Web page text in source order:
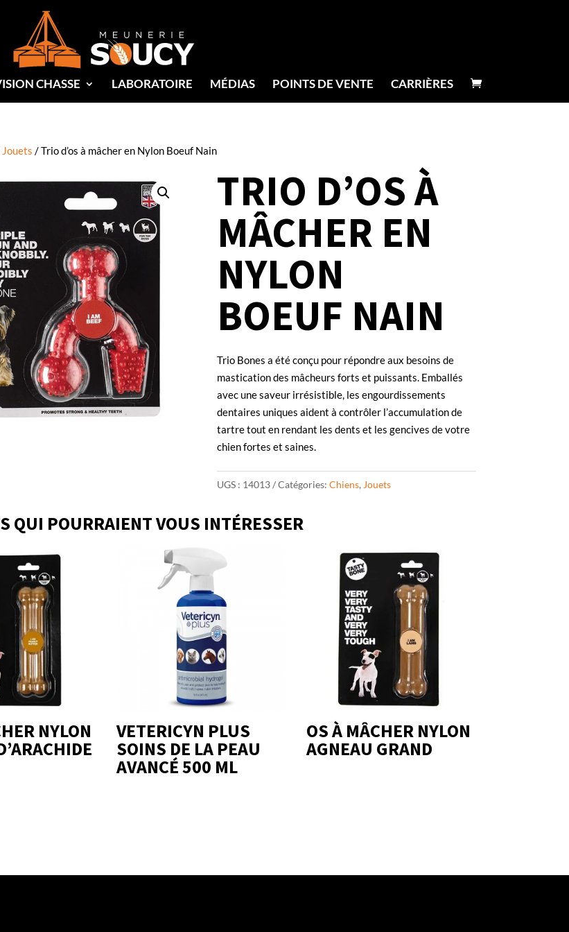
CHASSE LABORATOIRE MÉDIAS POINTS DE VENTE CARRIÈRES
Jouets / Trio d’os à mâcher en Nylon Boeuf Nain
TRIO D’OS À
MÂCHER EN
NYLON
BOEUF NAIN
Trio Bones a été conçu pour répondre aux besoins de
mastication des mâcheurs forts et puissants. Emballés
avec une saveur irrésistible, les engourdissements
dentaires uniques aident à contrôler l’accumulation de
tartre tout en rendant les dents et les gencives de votre
chien fortes et saines.
UGS : 14013 Catégories: Chiens, Jouets
QUI POURRAIENT VOUS INTÉRESSER
NYLON VETERICYN PLUS
SOINS DE LA PEAU
AVANCÉ 500 ML
OS À MÂCHER NYLON
AGNEAU GRAND